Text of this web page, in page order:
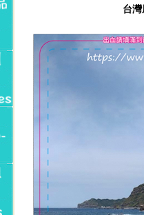
台灣